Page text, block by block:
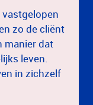
zo de cliënt
manier dat
leven.
in zichzelf